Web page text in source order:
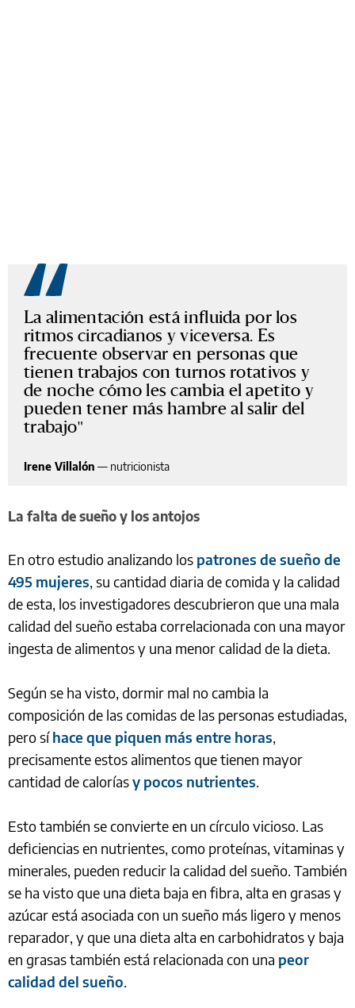
La alimentación está influida por los
ritmos circadianos y viceversa. Es
frecuente observar en personas que
tienen trabajos con turnos rotativos y
de noche cómo les cambia el apetito y
pueden tener más hambre al salir del
trabajo
Irene Villalón — nutricionista
La falta de sueño y los antojos
En otro estudio analizando los patrones de sueño de
495 mujeres, su cantidad diaria de comida y la calidad
de esta, los investigadores descubrieron que una mala
calidad del sueño estaba correlacionada con una mayor
ingesta de alimentos y una menor calidad de la dieta.
Según se ha visto, dormir mal no cambia la
composición de las comidas de las personas estudiadas,
pero síhace que piquen más entre horas,
precisamente estos alimentos que tienen mayor
cantidad de caloríasy pocos nutrientes.
Esto también se convierte en un círculo vicioso. Las
deficiencias en nutrientes, como proteínas, vitaminas y
minerales, pueden reducir la calidad del sueño. También
se ha visto que una dieta baja en fibra, alta en grasas y
azúcar está asociada con un sueño más ligero y menos
reparador, y que una dieta alta en carbohidratos y baja
en grasas también está relacionada con una peor
calidad del sueño.